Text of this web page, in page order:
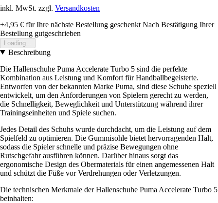
inkl. MwSt. zzgl. Versandkosten
+4,95 € für Ihre nächste Bestellung geschenkt Nach Bestätigung Ihrer
Bestellung gutgeschrieben
Loading...
Beschreibung
Die Hallenschuhe Puma Accelerate Turbo 5 sind die perfekte
Kombination aus Leistung und Komfort für Handballbegeisterte.
Entworfen von der bekannten Marke Puma, sind diese Schuhe speziell
entwickelt, um den Anforderungen von Spielern gerecht zu werden,
die Schnelligkeit, Beweglichkeit und Unterstützung während ihrer
Trainingseinheiten und Spiele suchen.
Jedes Detail des Schuhs wurde durchdacht, um die Leistung auf dem
Spielfeld zu optimieren. Die Gummisohle bietet hervorragenden Halt,
sodass die Spieler schnelle und präzise Bewegungen ohne
Rutschgefahr ausführen können. Darüber hinaus sorgt das
ergonomische Design des Obermaterials für einen angemessenen Halt
und schützt die Füße vor Verdrehungen oder Verletzungen.
Die technischen Merkmale der Hallenschuhe Puma Accelerate Turbo 5
beinhalten: